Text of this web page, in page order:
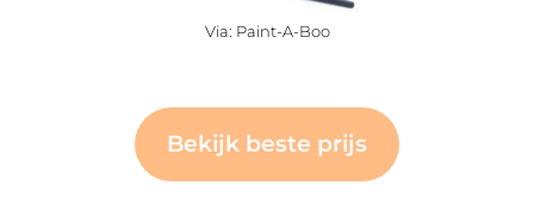
Via: Paint-A-Boo
Bekijk beste prijs